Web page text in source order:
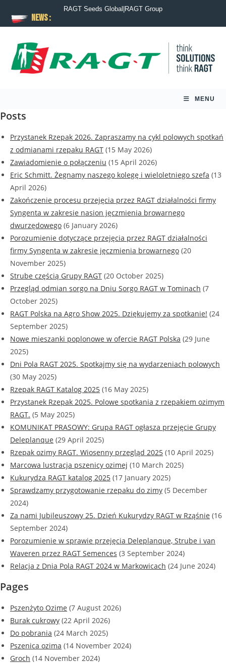
News :
RAGT Seeds Global RAGT Group
MENU
Posts
Przystanek Rzepak 2026. Zapraszamy na cykl polowych spotkań
z odmianami rzepaku RAGT (15 May 2026)
Zawiadomienie o połączeniu (15 April 2026)
Eric Schmitt. Żegnamy naszego kolegę i wieloletniego szefa (13
April 2026)
Zakończenie procesu przejęcia przez RAGT działalności firmy
Syngenta w zakresie nasion jęczmienia browarnego
dwurzędowego (6 January 2026)
Porozumienie dotyczące przejęcia przez RAGT działalności
firmy Syngenta w zakresie jęczmienia browarnego (20
November 2025)
Strube częścią Grupy RAGT (20 October 2025)
Przegląd odmian sorgo na Dniu Sorgo RAGT w Tominach (7
October 2025)
RAGT Polska na Agro Show 2025. Dziękujemy za spotkanie! (24
September 2025)
Nowe mieszanki poplonowe w ofercie RAGT Polska (29 June
2025)
Dni Pola RAGT 2025. Spotkajmy się na wydarzeniach polowych
(30 May 2025)
Rzepak RAGT Katalog 2025 (16 May 2025)
Przystanek Rzepak 2025. Polowe spotkania z rzepakiem ozimym
RAGT. (5 May 2025)
KOMUNIKAT PRASOWY: Grupa RAGT ogłasza przejęcie Grupy
Deleplanque (29 April 2025)
Rzepak ozimy RAGT. Wiosenny przegląd 2025 (10 April 2025)
Marcowa lustracja pszenicy ozimej (10 March 2025)
Kukurydza RAGT katalog 2025 (17 January 2025)
Sprawdzamy przygotowanie rzepaku do zimy (5 December
2024)
Za nami Jubileuszowy 25. Dzień Kukurydzy RAGT w Rząśnie (16
September 2024)
Porozumienie w sprawie przejęcia Deleplanque, Strube i van
Waveren przez RAGT Semences (3 September 2024)
Relacja z Dnia Pola RAGT 2024 w Markowicach (24 June 2024)
Pages
Pszenżyto Ozime (7 August 2026)
Burak cukrowy (22 April 2026)
Do pobrania (24 March 2025)
Pszenica ozima (14 November 2024)
Groch (14 November 2024)